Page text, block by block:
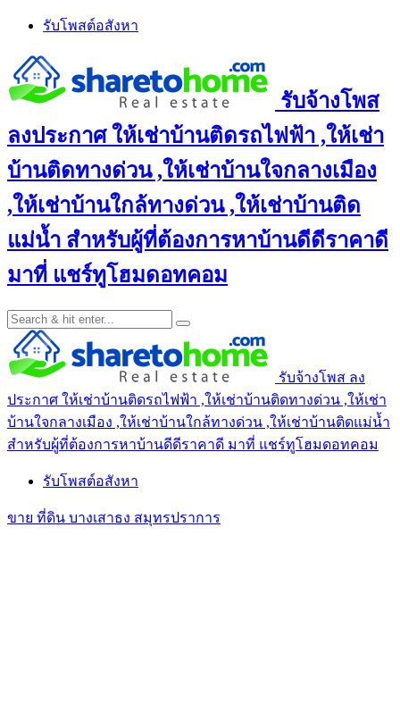
Skip
content
รับโพสต์อสังหา
รับจ้างโพส
ลงประกาศ ให้เช่าบ้านติดรถไฟฟ้า ,ให้เช่า
บ้านติดทางด่วน ,ให้เช่าบ้านใจกลางเมือง
,ให้เช่าบ้านใกล้ทางด่วน ,ให้เช่าบ้านติด
แม่น้ำ สำหรับผู้ที่ต้องการหาบ้านดีดีราคาดี
มาที่ แชร์ทูโฮมดอทคอม
รับจ้างโพส ลง
ประกาศ ให้เช่าบ้านติดรถไฟฟ้า ,ให้เช่าบ้านติดทางด่วน ,ให้เช่า
บ้านใจกลางเมือง ,ให้เช่าบ้านใกล้ทางด่วน ,ให้เช่าบ้านติดแม่น้ำ
สำหรับผู้ที่ต้องการหาบ้านดีดีราคาดี มาที่ แชร์ทูโฮมดอทคอม
รับโพสต์อสังหา
ขาย ที่ดิน บางเสาธง สมุทรปราการ